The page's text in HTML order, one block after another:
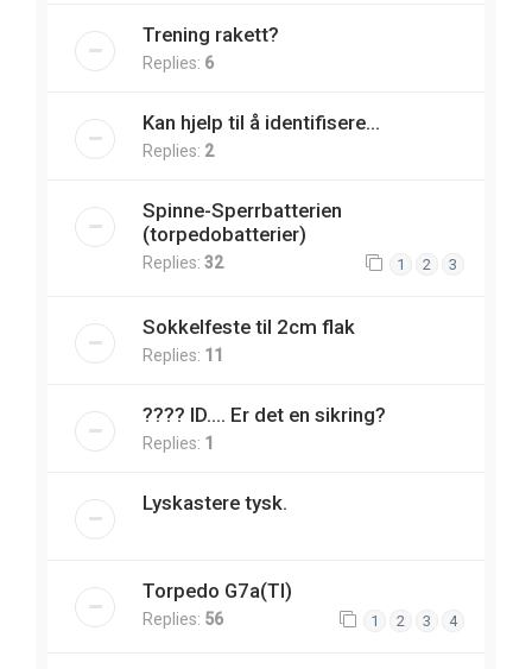
Trening rakett?
Replies: 6
Kan hjelp til å identifisere...
Replies: 2
Spinne-Sperrbatterien
(torpedobatterier)
Replies: 32 1 2 3
Sokkelfeste til 2cm flak
Replies: 11
???? ID.... Er det en sikring?
Replies: 1
Lyskastere tysk.
Torpedo G7a(TI)
Replies: 56 1 2 3 4